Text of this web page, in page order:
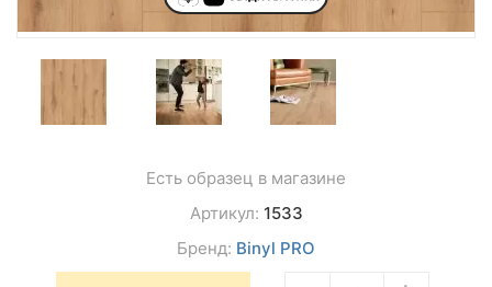
Есть образец в магазине
Артикул: 1533
Бренд: Binyl PRO